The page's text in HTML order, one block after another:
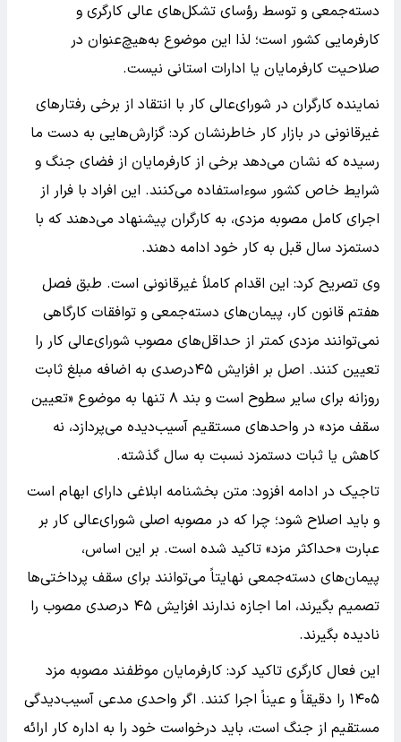
دسته‌جمعی و توسط رؤسای تشکل‌های عالی کارگری و
کارفرمایی کشور است؛ لذا این موضوع به‌هیچ‌عنوان در
صلاحیت کارفرمایان یا ادارات استانی نیست.
نماینده کارگران در شورای‌عالی کار با انتقاد از برخی رفتارهای
غیرقانونی در بازار کار خاطرنشان کرد: گزارش‌هایی به دست ما
رسیده که نشان می‌دهد برخی از کارفرمایان از فضای جنگ و
شرایط خاص کشور سوءاستفاده می‌کنند. این افراد با فرار از
اجرای کامل مصوبه مزدی، به کارگران پیشنهاد می‌دهند که با
دستمزد سال قبل به کار خود ادامه دهند.
وی تصریح کرد: این اقدام کاملاً غیرقانونی است. طبق فصل
هفتم قانون کار، پیمان‌های دسته‌جمعی و توافقات کارگاهی
نمی‌توانند مزدی کمتر از حداقل‌های مصوب شورای‌عالی کار را
تعیین کنند. اصل بر افزایش ۴۵درصدی به اضافه مبلغ ثابت
روزانه برای سایر سطوح است و بند ۸ تنها به موضوع «تعیین
سقف مزد» در واحدهای مستقیم آسیب‌دیده می‌پردازد، نه
کاهش یا ثبات دستمزد نسبت به سال گذشته.
تاجیک در ادامه افزود: متن بخشنامه ابلاغی دارای ابهام است
و باید اصلاح شود؛ چرا که در مصوبه اصلی شورای‌عالی کار بر
عبارت «حداکثر مزد» تاکید شده است. بر این اساس،
پیمان‌های دسته‌جمعی نهایتاً می‌توانند برای سقف پرداختی‌ها
تصمیم بگیرند، اما اجازه ندارند افزایش ۴۵ درصدی مصوب را
نادیده بگیرند.
این فعال کارگری تاکید کرد: کارفرمایان موظفند مصوبه مزد
۱۴۰۵ را دقیقاً و عیناً اجرا کنند. اگر واحدی مدعی آسیب‌دیدگی
مستقیم از جنگ است، باید درخواست خود را به اداره کار ارائه